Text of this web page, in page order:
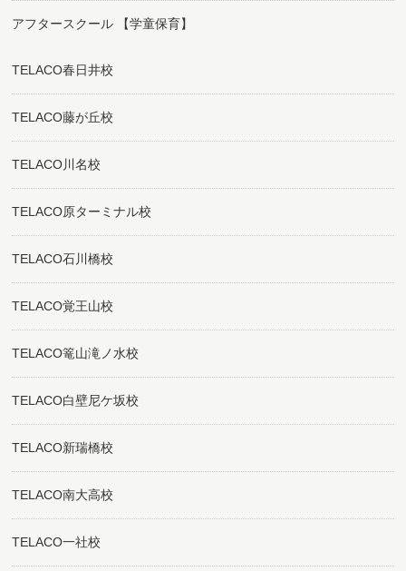
アフタースクール 【学童保育】
TELACO春日井校
TELACO藤が丘校
TELACO川名校
TELACO原ターミナル校
TELACO石川橋校
TELACO覚王山校
TELACO篭山滝ノ水校
TELACO白壁尼ケ坂校
TELACO新瑞橋校
TELACO南大高校
TELACO一社校